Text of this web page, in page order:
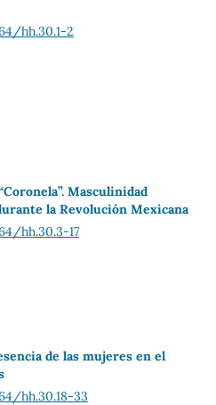
hh.30.1-2
Masculinidad
la Revolución Mexicana
hh.30.3-17
de las mujeres en el
hh.30.18-33